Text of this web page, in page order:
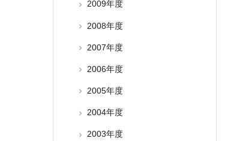
2009年度
2008年度
2007年度
2006年度
2005年度
2004年度
2003年度